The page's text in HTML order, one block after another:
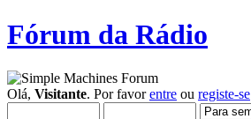
Fórum da Rádio
Olá, Visitante. Por favorentre ou registe-se